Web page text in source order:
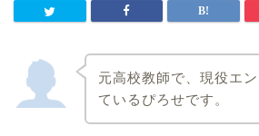
元高校教師で、現役エ
ているぴろせです。